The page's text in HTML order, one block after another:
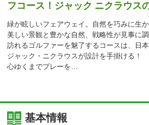
フコース！ジャック ニクラウス
緑が眩しいフェアウェイ。自然を巧みに生か
美しい景観と豊かな自然、戦略性が見事に
訪れるゴルファーを魅了するコースは、日
ジャック・ニクラウスが設計を手掛ける！
心ゆくまでプレーを
基本情報